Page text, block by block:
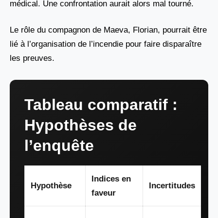
médical. Une confrontation aurait alors mal tourné.
Le rôle du compagnon de Maeva, Florian, pourrait être
lié à l’organisation de l’incendie pour faire disparaître
les preuves.
Tableau comparatif :
Hypothèses de
l’enquête
Hypothèse
Indices en
faveur
Incertitudes